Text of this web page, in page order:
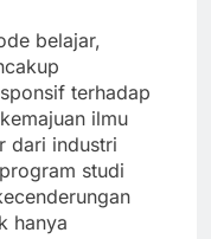
belajar,
terhadap
ilmu
dari industri
studi
hanya